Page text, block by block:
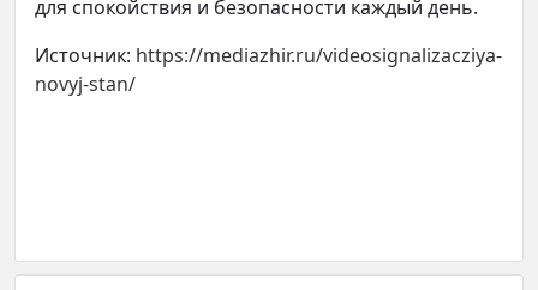
для спокойствия и безопасности каждый день.
Источник: https://mediazhir.ru/videosignalizacziya-
novyj-stan/